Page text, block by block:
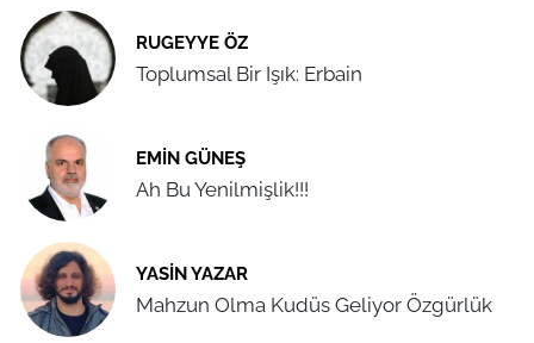
RUGEYYE ÖZ
Toplumsal Bir Işık: Erbain
EMIN GÜNEŞ
Ah Bu Yenilmişlik!!!
YASIN YAZAR
Mahzun Olma Kudüs Geliyor Özgürlük